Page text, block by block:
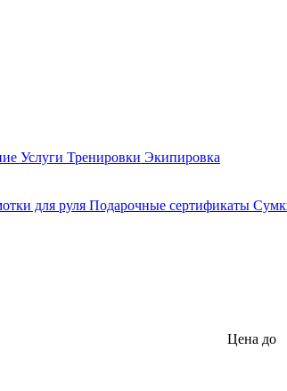
Услуги Тренировки Экипировка
для руля Подарочные сертификаты
Цена до